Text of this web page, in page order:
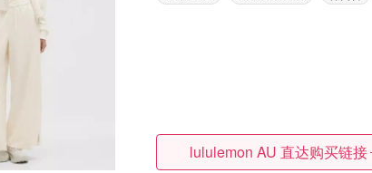
lululemon AU 直达购买链接